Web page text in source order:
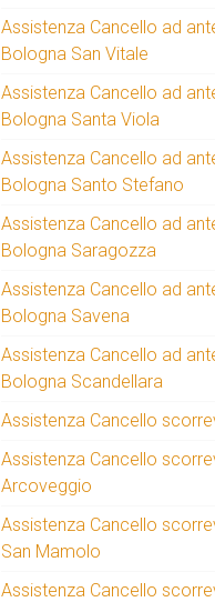
Assistenza Cancello ad
Bologna San Vitale
Assistenza Cancello ad
Bologna Santa Viola
Assistenza Cancello ad
Bologna Santo Stefano
Assistenza Cancello ad
Bologna Saragozza
Assistenza Cancello ad
Bologna Savena
Assistenza Cancello ad
Bologna Scandellara
Assistenza Cancello
Assistenza Cancello
Arcoveggio
Assistenza Cancello
San Mamolo
Assistenza Cancello